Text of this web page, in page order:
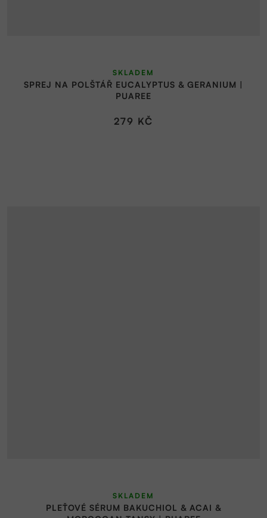
SPREJ NA POLŠTÁŘ EUCALYPTUS & GERANIUM |
PUAREE
SKLADEM
279 KČ
PLEŤOVÉ SÉRUM BAKUCHIOL & ACAI &
hodnocení
produktu
SKLADEM